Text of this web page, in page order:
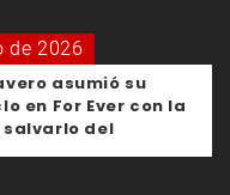
de 2026
asumió su
en For Ever con la
salvarlo del